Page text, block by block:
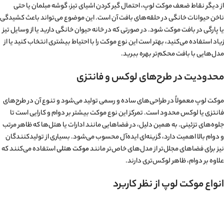
از دیگر نقاط ضعف موکت لوپ، احتمال گیر کردن اشیای تیز، گوشه مبلمان یا حتی
ناخن حیوانات خانگی در حلقه‌های بافت آن است. این موضوع می‌تواند باعث کشیدگی
یا پارگی در بافت موکت شود. در صورتی که در خانه حیوان خانگی دارید یا از وسایل تیز
زیاد استفاده می‌کنید، بهتر است این نوع موکت را با احتیاط بیشتری انتخاب کنید یا از
مدل‌هایی با بافت محکم‌تر بهره ببرید.
محدودیت در طرح‌های لوکس و فانتزی
موکت لوپ معمولاً در طراحی‌های ساده و رسمی تولید می‌شود و تنوع آن در طرح‌های
فانتزی یا لوکس محدود است. تمرکز این نوع موکت بیشتر بر دوام و کارایی است تا
جلوه‌های تزئینی. به همین دلیل، در فضاهایی مانند ادارات یا هتل‌ها که ظاهر مرتب
و دوام بالا اهمیت دارد، گزینه‌ای ایده‌آل محسوب می‌شود. بسیاری از تولیدکنندگان
نیز برای فضاهای مجلل‌تر از مدل‌های خاص‌تر مانندموکت هتلیاستفاده می‌کنند که
علاوه بر دوام، ظاهر لوکس‌تری دارند.
انواع موکت لوپ از نظر کاربرد